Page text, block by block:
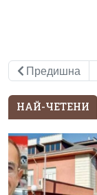
Предишна
НАЙ-ЧЕТЕНИ